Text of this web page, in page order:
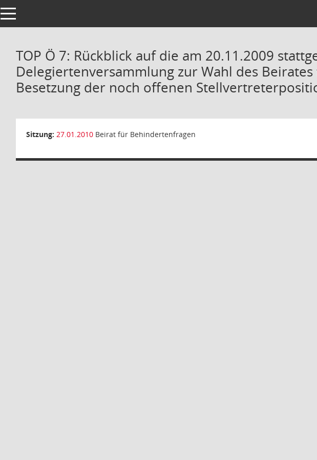
Toggle navigation
TOP Ö 7: Rückblick auf die am 20.11.2009
Delegiertenversammlung zur Wahl des
Besetzung der noch offenen
Sitzung: 27.01.2010 Beirat für Behindertenfragen